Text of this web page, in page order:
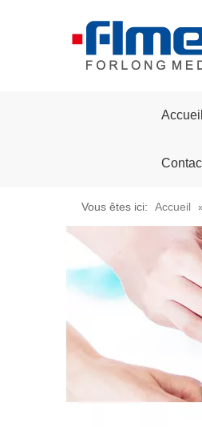
Accueil
Vous êtes ici: Accueil